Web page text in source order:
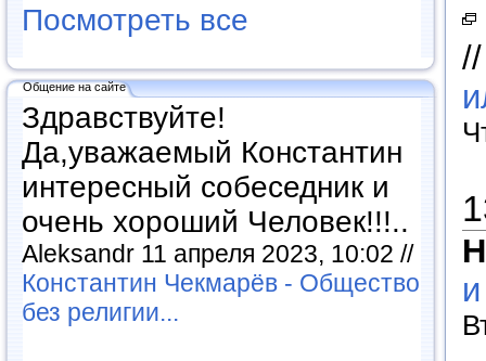
Посмотреть все
Общение на сайте
Здравствуйте!
Да,уважаемый Константин
интересный собеседник и
очень хороший Человек!!!..
Aleksandr 11 апреля 2023, 10:02 //
Константин Чекмарёв - Общество
без религии...